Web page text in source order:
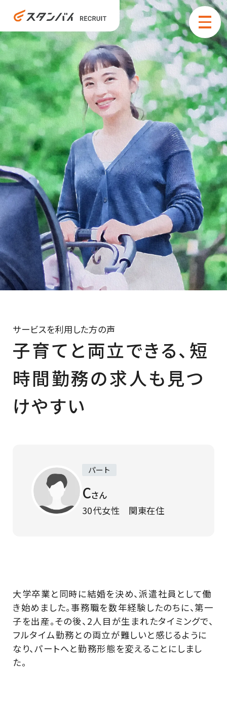
サービスを利用した方の声
子育てと両立できる、短
時間勤務の求人も見つ
けやすい
パート
Cさん
30代女性 関東在住
大学卒業と同時に結婚を決め、派遣社員として働
き始めました。事務職を数年経験したのちに、第一
子を出産。その後、2人目が生まれたタイミングで、
フルタイム勤務との両立が難しいと感じるように
なり、パートへと勤務形態を変えることにしまし
た。